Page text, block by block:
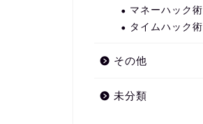
マネーハック術
タイムハック術
その他
未分類